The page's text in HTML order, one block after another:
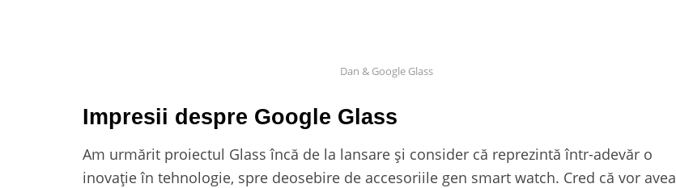
Dan & Google Glass
Impresii despre Google Glass
Am urmărit proiectul Glass încă de la lansare și consider că reprezintă într-adevăr o
inovație în tehnologie, spre deosebire de accesoriile gen smart watch. Cred că vor avea